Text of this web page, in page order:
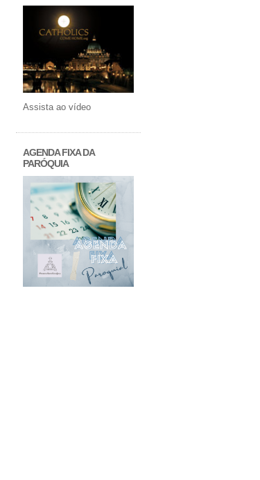
Assista ao vídeo
AGENDA FIXA DA
PARÓQUIA